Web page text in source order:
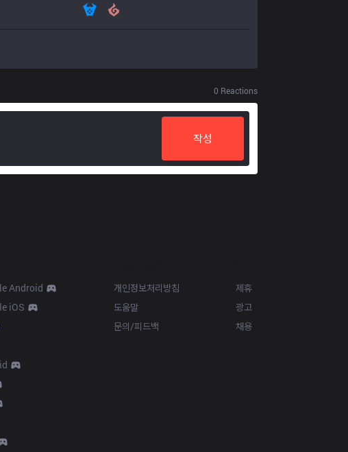
0 Reactions
작성
Android
iOS
개인정보처리방침
도움말
문의/피드백
제휴
광고
채용